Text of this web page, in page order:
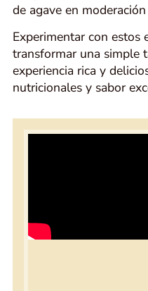
de agave en
Experimentar con estos
transformar una simple
experiencia rica y
nutricionales y sabor